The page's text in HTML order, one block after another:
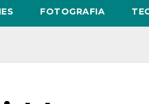
FOTOGRAFIA